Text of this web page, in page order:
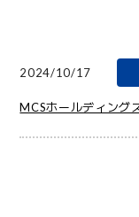
2024/10/17
MCSホールディング